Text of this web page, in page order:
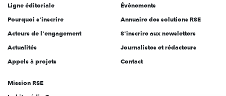
Ligne éditoriale
Pourquoi s'inscrire
Acteurs de l'engagement
Actualités
Appels à projets
Évènements
Annuaire des solutions RSE
S'inscrire aux newsletters
Journalistes et rédacteurs
Contact
Mission RSE